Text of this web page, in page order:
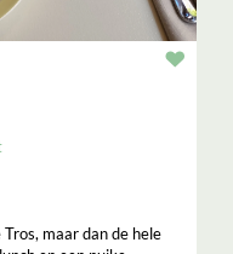
maar dan de hele